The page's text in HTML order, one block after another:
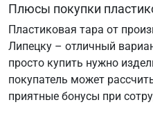
Плюсы покупки
Пластиковая тара от
Липецку – отличный
просто купить нужно
покупатель может
приятные бонусы при